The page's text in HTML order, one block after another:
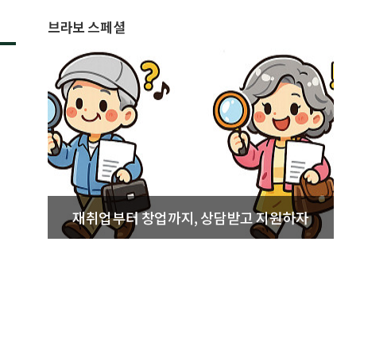
브라보 스페셜
재취업부터 창업까지, 상담받고 지원하자